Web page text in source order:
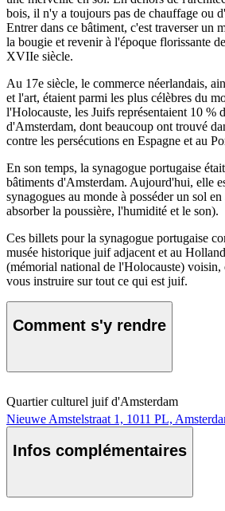
bois, il n'y a toujours pas de chauffage ou
Entrer dans ce bâtiment, c'est traverser un
la bougie et revenir à l'époque florissante
XVIIe siècle.
Au 17e siècle, le commerce néerlandais,
et l'art, étaient parmi les plus célèbres du
l'Holocauste, les Juifs représentaient 10 %
d'Amsterdam, dont beaucoup ont trouvé
contre les persécutions en Espagne et au
En son temps, la synagogue portugaise
bâtiments d'Amsterdam. Aujourd'hui, elle
synagogues au monde à posséder un sol
absorber la poussière, l'humidité et le son).
Ces billets pour la synagogue portugaise
musée historique juif adjacent et au
(mémorial national de l'Holocauste) voisin,
vous instruire sur tout ce qui est juif.
Comment s'y rendre
Quartier culturel juif d'Amsterdam
Nieuwe Amstelstraat 1, 1011 PL,
Infos complémentaires